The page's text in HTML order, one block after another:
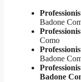
Badone
Como
Badone
Badone